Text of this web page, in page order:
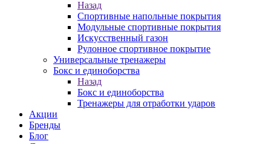
Назад
Спортивные напольные покрытия
Модульные спортивные покрытия
Искусственный газон
Рулонное спортивное покрытие
Универсальные тренажеры
Бокс и единоборства
Назад
Бокс и единоборства
Тренажеры для отработки ударов
Акции
Бренды
Блог